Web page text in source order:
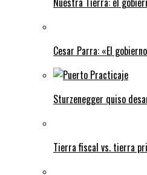
Cesar Parra: «El
Sturzenegger quiso
Tierra fiscal vs. tierra